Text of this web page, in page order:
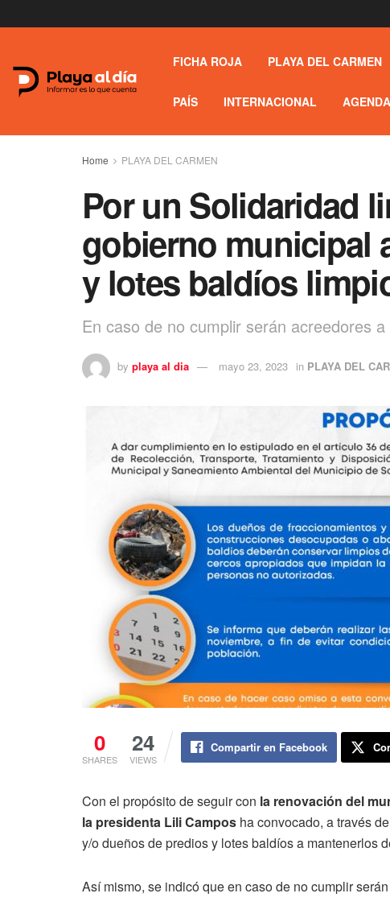
FICHA ROJA PLAYA DEL CARMEN
PAÍS INTERNACIONAL
Home PLAYA DEL CARMEN
Por un Solidaridad
gobierno municipal
y lotes baldíos
En caso de no cumplir serán acreedores
by playa al dia mayo 23, 2023 in PLAYA DEL
0
SHARES
24
VIEWS
Compartir en Facebook
Con el propósito de seguir con la renovación del
la presidenta Lili Campos ha convocado, a través
y/o dueños de predios y lotes baldíos a mantenerlos
Así mismo, se indicó que en caso de no cumplir